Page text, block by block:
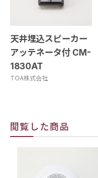
天井埋込スピーカー
アッテネータ付 CM-
1830AT
TOA株式会社
閲覧した商品